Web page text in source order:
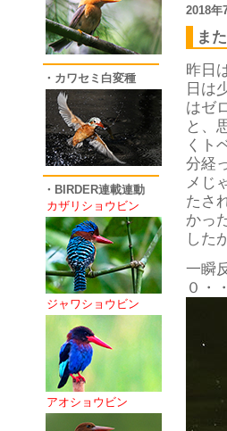
・カワセミ白変種
・BIRDER連載連動
カザリショウビン
ジャワショウビン
アオショウビン
2018年
ま
昨日
日は
はゼ
と、
くト
分経
メじ
たさ
かっ
した
一瞬
０・